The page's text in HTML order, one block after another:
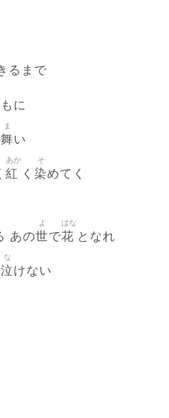
るまで
に
舞
ま
い
紅
あか
く 染
そ
めてく
あの世
よ
で花
はな
となれ
泣
な
けない